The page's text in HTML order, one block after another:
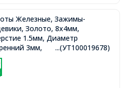
Железные, Зажимы-
Золото, 8х4мм,
1.5мм, Диаметр
3мм,
...(УТ100019678)